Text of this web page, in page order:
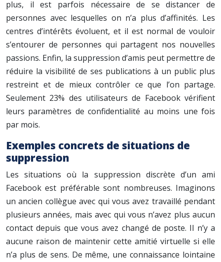
plus, il est parfois nécessaire de se distancer de
personnes avec lesquelles on n’a plus d’affinités. Les
centres d’intérêts évoluent, et il est normal de vouloir
s’entourer de personnes qui partagent nos nouvelles
passions. Enfin, la suppression d’amis peut permettre de
réduire la visibilité de ses publications à un public plus
restreint et de mieux contrôler ce que l’on partage.
Seulement 23% des utilisateurs de Facebook vérifient
leurs paramètres de confidentialité au moins une fois
par mois.
Exemples concrets de situations de
suppression
Les situations où la suppression discrète d’un ami
Facebook est préférable sont nombreuses. Imaginons
un ancien collègue avec qui vous avez travaillé pendant
plusieurs années, mais avec qui vous n’avez plus aucun
contact depuis que vous avez changé de poste. Il n’y a
aucune raison de maintenir cette amitié virtuelle si elle
n’a plus de sens. De même, une connaissance lointaine